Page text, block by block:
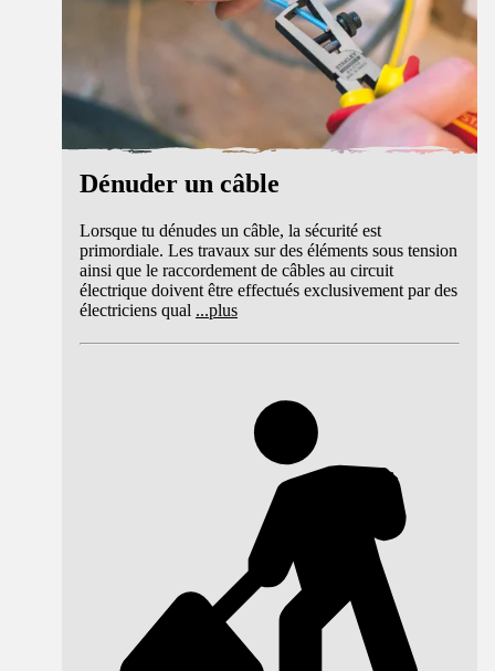
Dénuder un câble
Lorsque tu dénudes un câble, la sécurité est
primordiale. Les travaux sur des éléments sous tension
ainsi que le raccordement de câbles au circuit
électrique doivent être effectués exclusivement par des
électriciens qual ...plus